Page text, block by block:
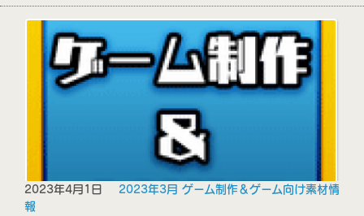
2023年4月1日 2023年3月 ゲーム制作＆ゲーム向け素材情
報